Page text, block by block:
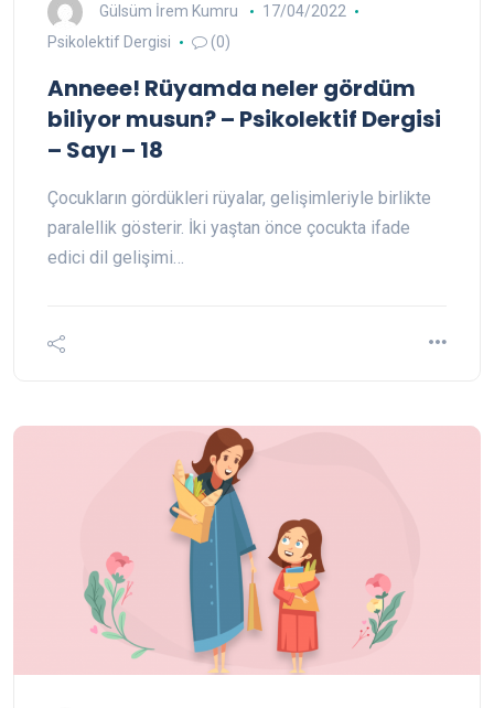
Gülsüm İrem Kumru
17/04/2022
Psikolektif Dergisi
(0)
Anneee! Rüyamda neler gördüm
biliyor musun? – Psikolektif Dergisi
– Sayı – 18
Çocukların gördükleri rüyalar, gelişimleriyle birlikte
paralellik gösterir. İki yaştan önce çocukta ifade
edici dil gelişimi…